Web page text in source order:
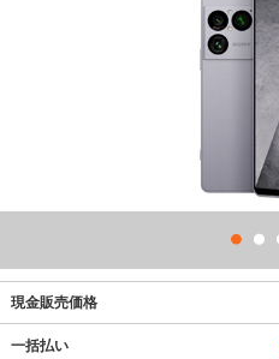
現金販売価格
一括払い